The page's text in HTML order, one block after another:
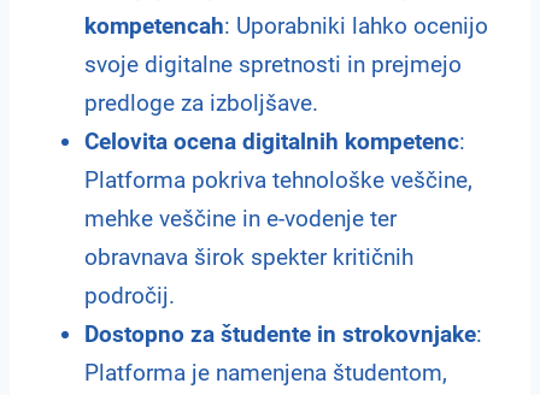
kompetencah: Uporabniki lahko ocenijo
svoje digitalne spretnosti in prejmejo
predloge za izboljšave.
Celovita ocena digitalnih kompetenc:
Platforma pokriva tehnološke veščine,
mehke veščine in e-vodenje ter
obravnava širok spekter kritičnih
področij.
Dostopno za študente in strokovnjake:
Platforma je namenjena študentom,